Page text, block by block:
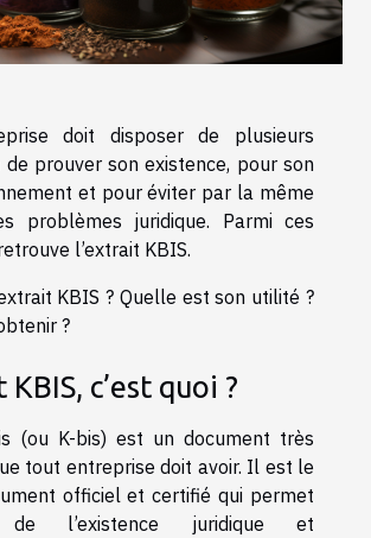
doit disposer de plusieurs
prouver son existence, pour son
et pour éviter par la même
problèmes juridique. Parmi ces
l’extrait KBIS.
KBIS ? Quelle est son utilité ?
?
KBIS, c’est quoi ?
(ou K-bis) est un document très
tout entreprise doit avoir. Il est le
officiel et certifié qui permet
de l’existence juridique et